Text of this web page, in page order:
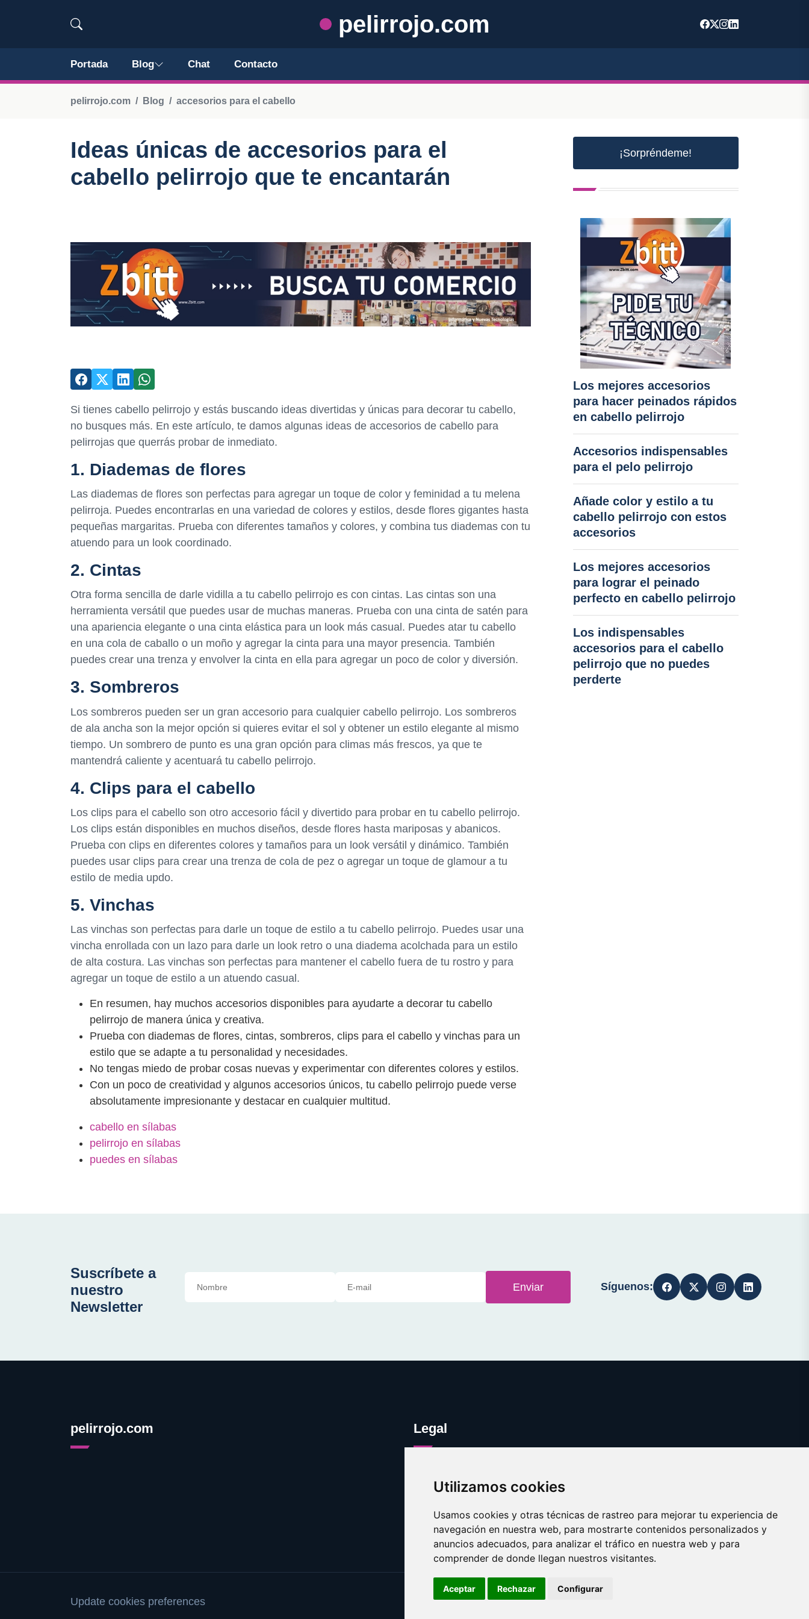
Utilizamos cookies
Usamos cookies y otras técnicas de rastreo para mejorar tu experiencia de
navegación en nuestra web, para mostrarte contenidos personalizados y
anuncios adecuados, para analizar el tráfico en nuestra web y para
comprender de donde llegan nuestros visitantes.
Aceptar Rechazar Configurar
pelirrojo.com
Portada Blog Chat Contacto
pelirrojo.com Blog accesorios para el cabello
Ideas únicas de accesorios para el
cabello pelirrojo que te encantarán
Si tienes cabello pelirrojo y estás buscando ideas divertidas y únicas para decorar tu cabello,
no busques más. En este artículo, te damos algunas ideas de accesorios de cabello para
pelirrojas que querrás probar de inmediato.
1. Diademas de flores
Las diademas de flores son perfectas para agregar un toque de color y feminidad a tu melena
pelirroja. Puedes encontrarlas en una variedad de colores y estilos, desde flores gigantes hasta
pequeñas margaritas. Prueba con diferentes tamaños y colores, y combina tus diademas con tu
atuendo para un look coordinado.
2. Cintas
Otra forma sencilla de darle vidilla a tu cabello pelirrojo es con cintas. Las cintas son una
herramienta versátil que puedes usar de muchas maneras. Prueba con una cinta de satén para
una apariencia elegante o una cinta elástica para un look más casual. Puedes atar tu cabello
en una cola de caballo o un moño y agregar la cinta para una mayor presencia. También
puedes crear una trenza y envolver la cinta en ella para agregar un poco de color y diversión.
3. Sombreros
Los sombreros pueden ser un gran accesorio para cualquier cabello pelirrojo. Los sombreros
de ala ancha son la mejor opción si quieres evitar el sol y obtener un estilo elegante al mismo
tiempo. Un sombrero de punto es una gran opción para climas más frescos, ya que te
mantendrá caliente y acentuará tu cabello pelirrojo.
4. Clips para el cabello
Los clips para el cabello son otro accesorio fácil y divertido para probar en tu cabello pelirrojo.
Los clips están disponibles en muchos diseños, desde flores hasta mariposas y abanicos.
Prueba con clips en diferentes colores y tamaños para un look versátil y dinámico. También
puedes usar clips para crear una trenza de cola de pez o agregar un toque de glamour a tu
estilo de media updo.
5. Vinchas
Las vinchas son perfectas para darle un toque de estilo a tu cabello pelirrojo. Puedes usar una
vincha enrollada con un lazo para darle un look retro o una diadema acolchada para un estilo
de alta costura. Las vinchas son perfectas para mantener el cabello fuera de tu rostro y para
agregar un toque de estilo a un atuendo casual.
En resumen, hay muchos accesorios disponibles para ayudarte a decorar tu cabello
pelirrojo de manera única y creativa.
Prueba con diademas de flores, cintas, sombreros, clips para el cabello y vinchas para un
estilo que se adapte a tu personalidad y necesidades.
No tengas miedo de probar cosas nuevas y experimentar con diferentes colores y estilos.
Con un poco de creatividad y algunos accesorios únicos, tu cabello pelirrojo puede verse
absolutamente impresionante y destacar en cualquier multitud.
cabello en sílabas
pelirrojo en sílabas
puedes en sílabas
¡Sorpréndeme!
Los mejores accesorios
para hacer peinados rápidos
en cabello pelirrojo
Accesorios indispensables
para el pelo pelirrojo
Añade color y estilo a tu
cabello pelirrojo con estos
accesorios
Los mejores accesorios
para lograr el peinado
perfecto en cabello pelirrojo
Los indispensables
accesorios para el cabello
pelirrojo que no puedes
perderte
Suscríbete a
nuestro
Newsletter
Enviar Síguenos:
pelirrojo.com Legal
Cookies
Update cookies preferences